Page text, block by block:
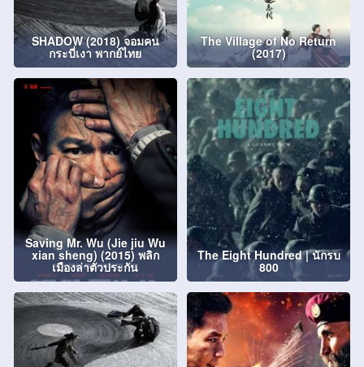
SHADOW (2018) จอมคน
กระบี่เงา พากย์ไทย
The Village of No Return
(2017)
Saving Mr. Wu (Jie jiu Wu
xian sheng) (2015) พลิก
เมืองล่าตัวประกัน
The Eight Hundred | นักรบ
800